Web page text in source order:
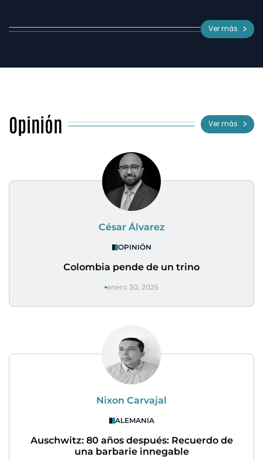
Ver más
Opinión Ver más
César Álvarez
OPINIÓN
Colombia pende de un trino
enero 30, 2025
Nixon Carvajal
ALEMANIA
Auschwitz: 80 años después: Recuerdo de
una barbarie innegable